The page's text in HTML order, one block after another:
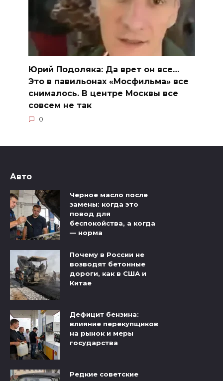
Юрий Подоляка: Да врет он все…
Это в павильонах «Мосфильма» все
снималось. В центре Москвы все
совсем не так
0
Авто
Черное масло после
замены: когда это
повод для
беспокойства, а когда
— норма
Почему в России не
возводят бетонные
дороги, как в США и
Китае
Дефицит бензина:
влияние перекупщиков
на рынок и меры
государства
Редкие советские